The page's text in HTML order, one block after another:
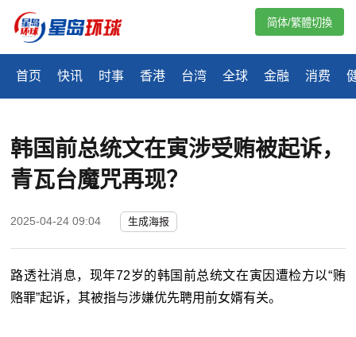
首页 快讯 时事 香港 台湾 全球 金融 消费
简体/繁體切換
韩国前总统文在寅涉受贿被起诉，
青瓦台魔咒再现？
2025-04-24 09:04 生成海报
路透社消息，现年72岁的韩国前总统文在寅因遭检方以“贿
赂罪”起诉，其被指与涉嫌优先聘用前女婿有关。